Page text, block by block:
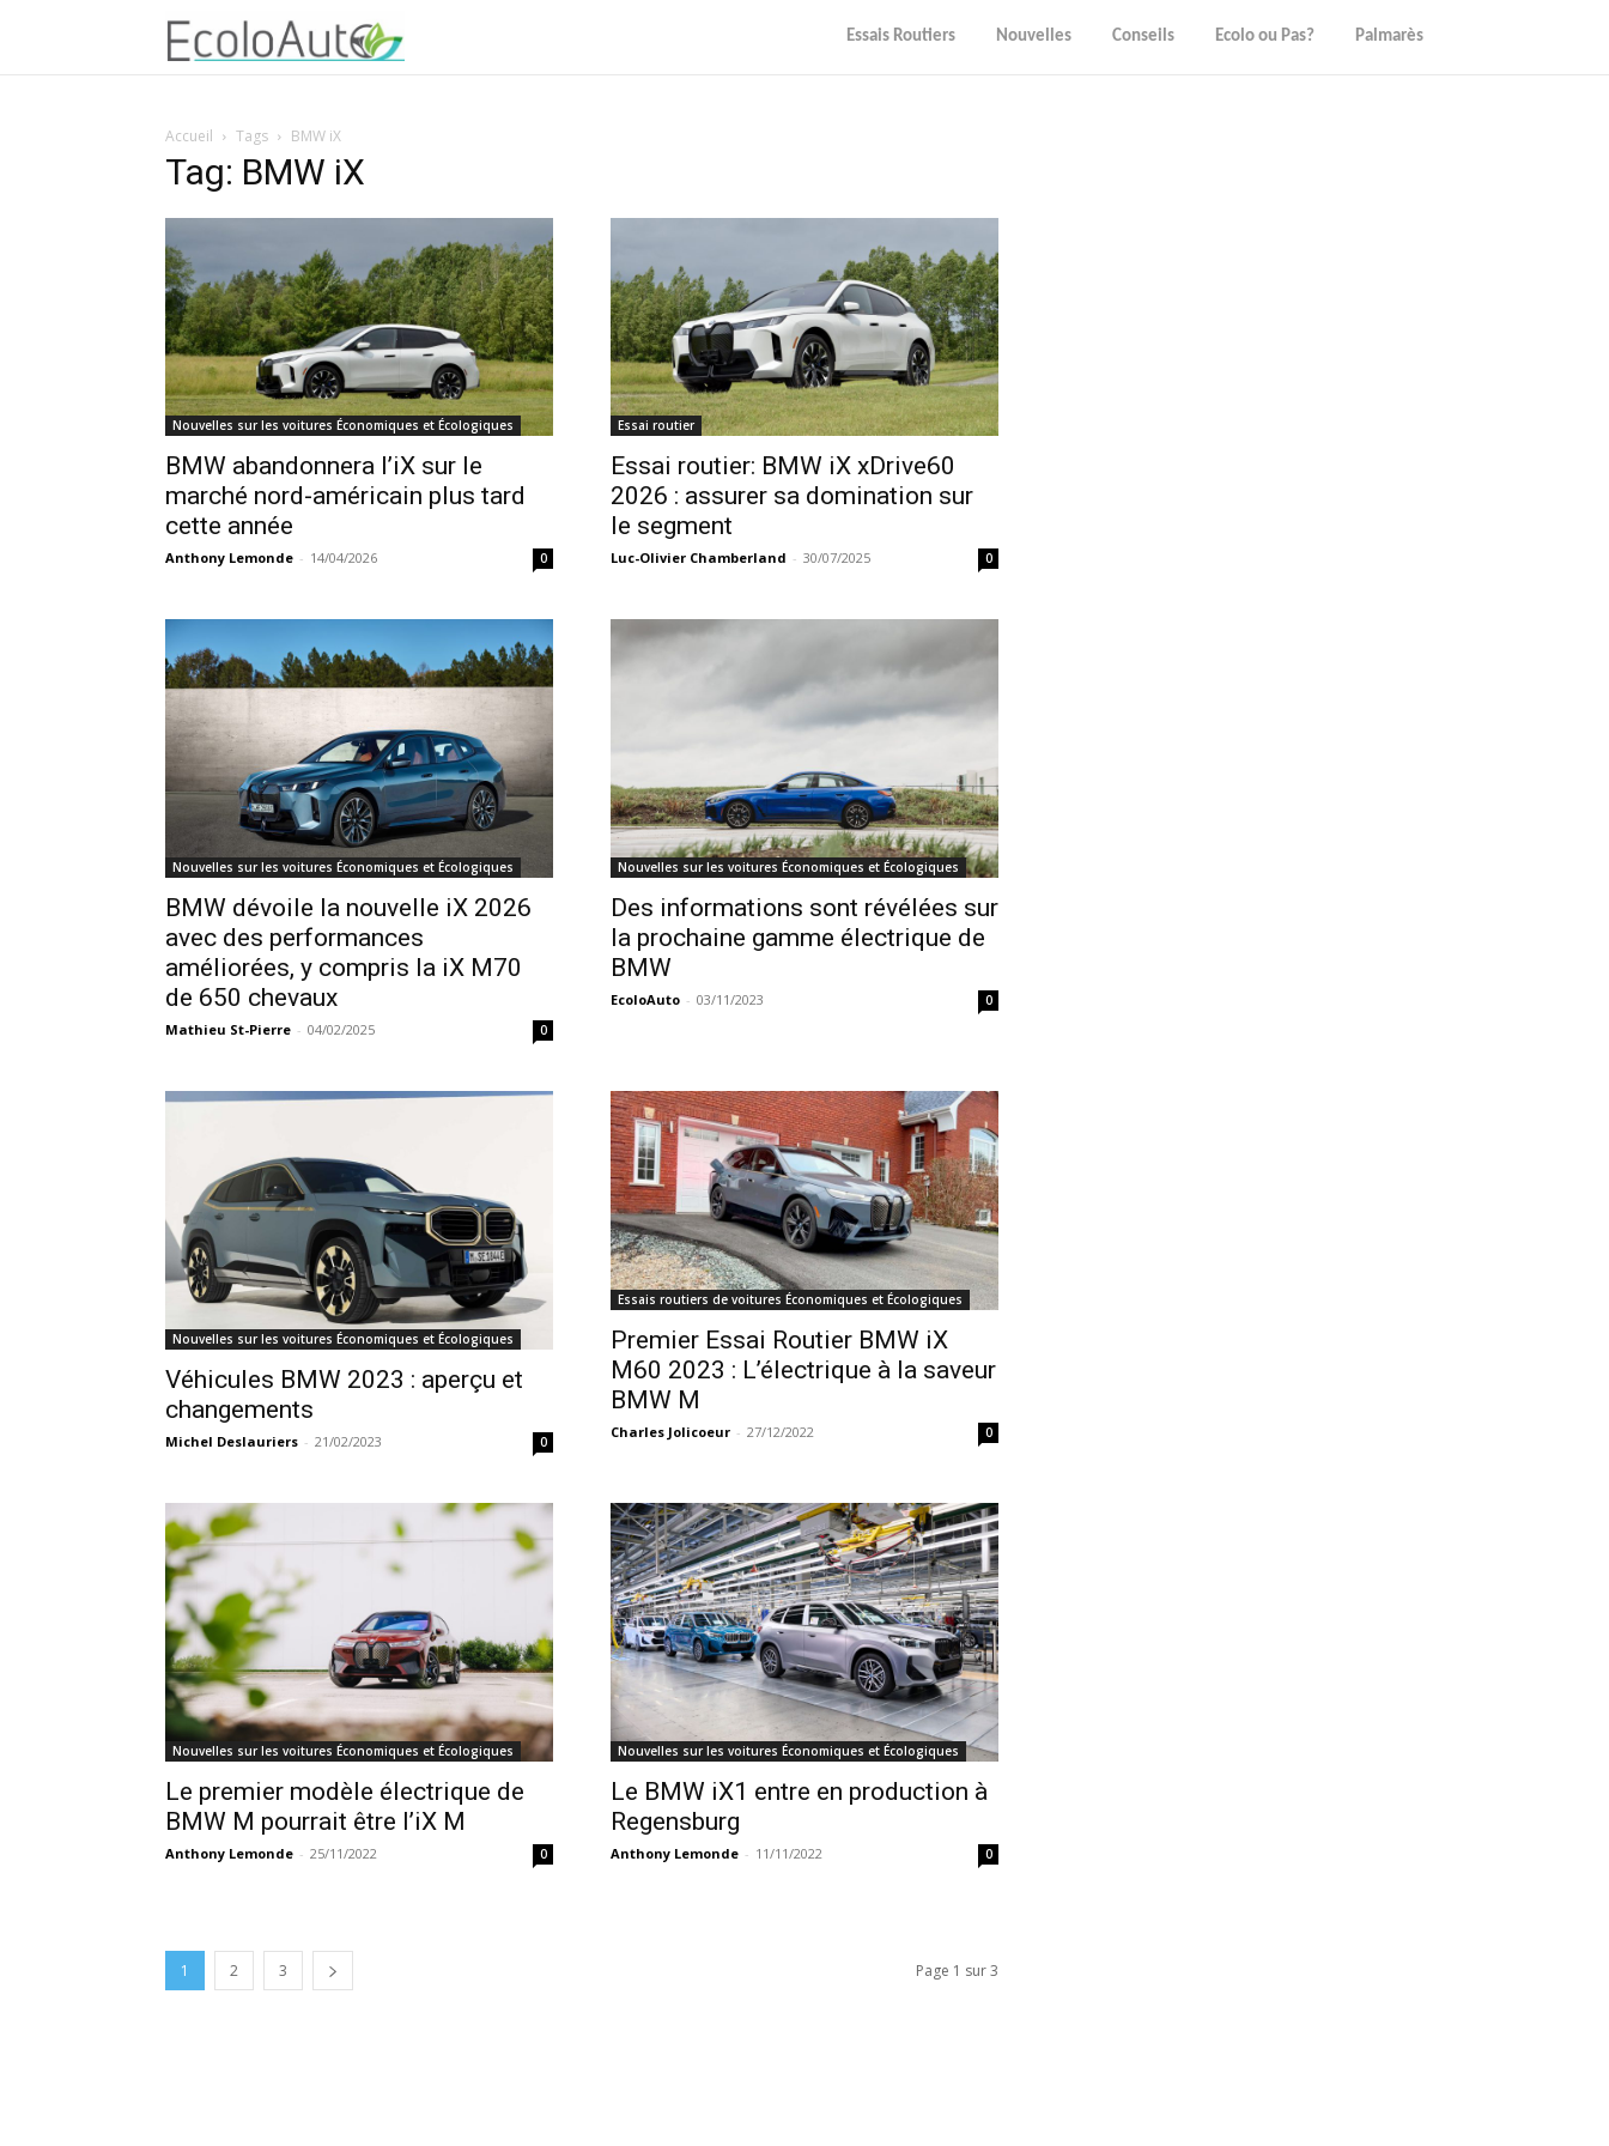
Essais Routiers Nouvelles Conseils Ecolo ou Pas? Palmarès
Accueil Tags BMW iX
Tag: BMW iX
Nouvelles sur les voitures Économiques et Écologiques
BMW abandonnera l’iX sur le
marché nord-américain plus tard
cette année
Anthony Lemonde - 14/04/2026 0
Essai routier
Essai routier: BMW iX xDrive60
2026 : assurer sa domination sur
le segment
Luc-Olivier Chamberland - 30/07/2025 0
Nouvelles sur les voitures Économiques et Écologiques
BMW dévoile la nouvelle iX 2026
avec des performances
améliorées, y compris la iX M70
de 650 chevaux
Mathieu St-Pierre - 04/02/2025 0
Nouvelles sur les voitures Économiques et Écologiques
Des informations sont révélées sur
la prochaine gamme électrique de
BMW
EcoloAuto - 03/11/2023 0
Nouvelles sur les voitures Économiques et Écologiques
Véhicules BMW 2023 : aperçu et
changements
Michel Deslauriers - 21/02/2023 0
Essais routiers de voitures Économiques et Écologiques
Premier Essai Routier BMW iX
M60 2023 : L’électrique à la saveur
BMW M
Charles Jolicoeur - 27/12/2022 0
Nouvelles sur les voitures Économiques et Écologiques
Le premier modèle électrique de
BMW M pourrait être l’iX M
Anthony Lemonde - 25/11/2022 0
Nouvelles sur les voitures Économiques et Écologiques
Le BMW iX1 entre en production à
Regensburg
Anthony Lemonde - 11/11/2022 0
1 2 3 Page 1 sur 3